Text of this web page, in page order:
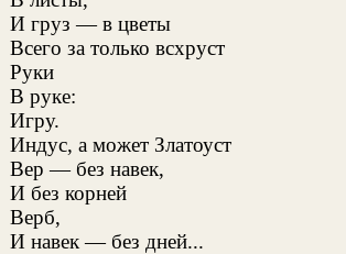
И груз — в цветы
Всего за только всхруст
Руки
В руке:
Игру.
Индус, а может Златоуст
Вер — без навек,
И без корней
Верб,
И навек — без дней...